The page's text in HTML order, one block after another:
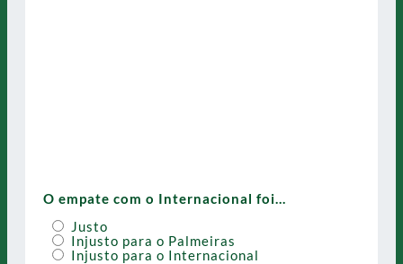
O empate com o Internacional foi…
Justo
Injusto para o Palmeiras
Injusto para o Internacional